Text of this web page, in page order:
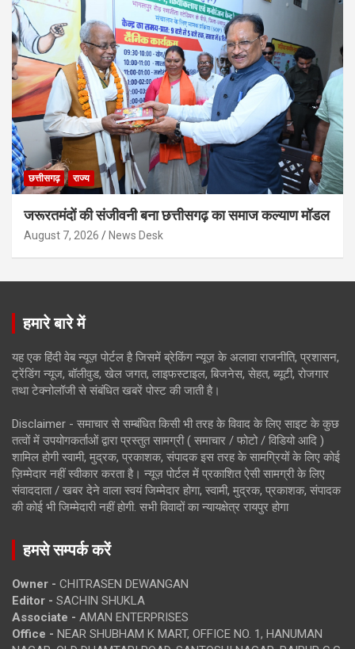
छत्तीसगढ़ राज्य
जरूरतमंदों की संजीवनी बना छत्तीसगढ़ का समाज कल्याण मॉडल
August 7, 2026 News Desk
हमारे बारे में
यह एक हिंदी वेब न्यूज़ पोर्टल है जिसमें ब्रेकिंग न्यूज़ के अलावा राजनीति, प्रशासन,
ट्रेंडिंग न्यूज, बॉलीवुड, खेल जगत, लाइफस्टाइल, बिजनेस, सेहत, ब्यूटी, रोजगार
तथा टेक्नोलॉजी से संबंधित खबरें पोस्ट की जाती है।
Disclaimer - समाचार से सम्बंधित किसी भी तरह के विवाद के लिए साइट के कुछ
तत्वों में उपयोगकर्ताओं द्वारा प्रस्तुत सामग्री ( समाचार / फोटो / विडियो आदि )
शामिल होगी स्वामी, मुद्रक, प्रकाशक, संपादक इस तरह के सामग्रियों के लिए कोई
ज़िम्मेदार नहीं स्वीकार करता है। न्यूज़ पोर्टल में प्रकाशित ऐसी सामग्री के लिए
संवाददाता / खबर देने वाला स्वयं जिम्मेदार होगा, स्वामी, मुद्रक, प्रकाशक, संपादक
की कोई भी जिम्मेदारी नहीं होगी. सभी विवादों का न्यायक्षेत्र रायपुर होगा
हमसे सम्पर्क करें
Owner - CHITRASEN DEWANGAN
Editor - SACHIN SHUKLA
Associate - AMAN ENTERPRISES
Office - NEAR SHUBHAM K MART, OFFICE NO. 1, HANUMAN